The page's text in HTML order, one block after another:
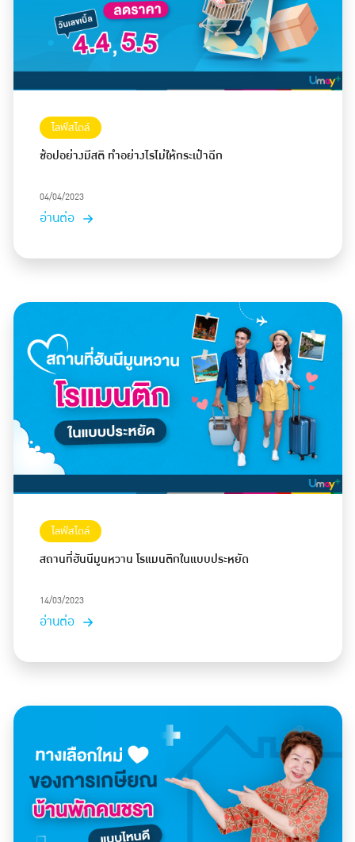
ไลฟ์สไตล์
ช้อปอย่างมีสติ ทำอย่างไรไม่ให้กระเป๋าฉีก
04/04/2023
อ่านต่อ
ไลฟ์สไตล์
สถานที่ฮันนีมูนหวาน โรแมนติกในแบบประหยัด
14/03/2023
อ่านต่อ